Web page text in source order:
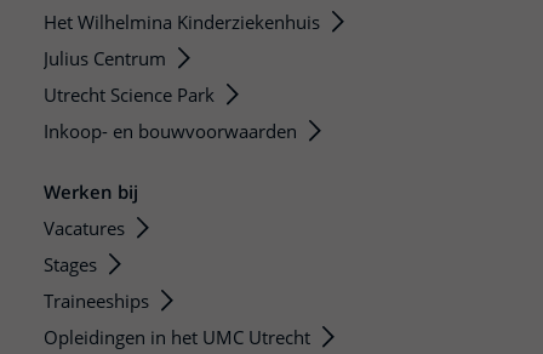
Het Wilhelmina Kinderziekenhuis
Julius Centrum
Utrecht Science Park
Inkoop- en bouwvoorwaarden
Werken bij
Vacatures
Stages
Traineeships
Opleidingen in het UMC Utrecht